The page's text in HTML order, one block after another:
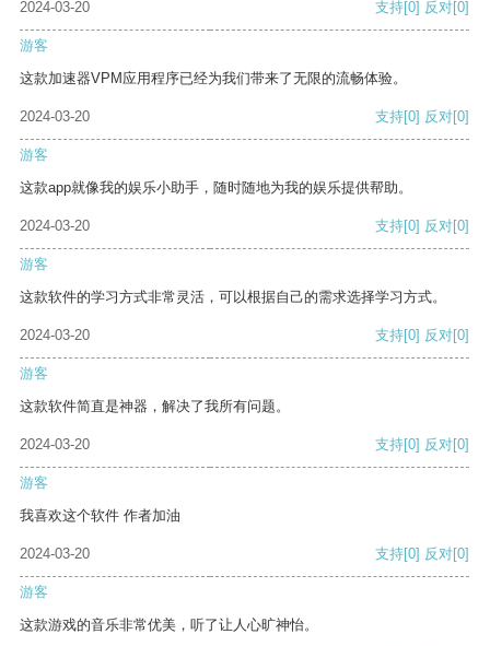
2024-03-20
支持[0] 反对[0]
游客
这款加速器VPM应用程序已经为我们带来了无限的流畅体验。
2024-03-20 支持[0] 反对[0]
游客
这款app就像我的娱乐小助手，随时随地为我的娱乐提供帮助。
2024-03-20 支持[0] 反对[0]
游客
这款软件的学习方式非常灵活，可以根据自己的需求选择学习方式。
2024-03-20 支持[0] 反对[0]
游客
这款软件简直是神器，解决了我所有问题。
2024-03-20 支持[0] 反对[0]
游客
我喜欢这个软件 作者加油
2024-03-20 支持[0] 反对[0]
游客
这款游戏的音乐非常优美，听了让人心旷神怡。